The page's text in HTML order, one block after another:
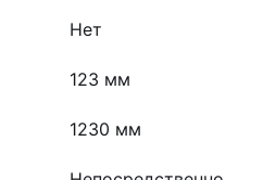
Нет
123 мм
1230 мм